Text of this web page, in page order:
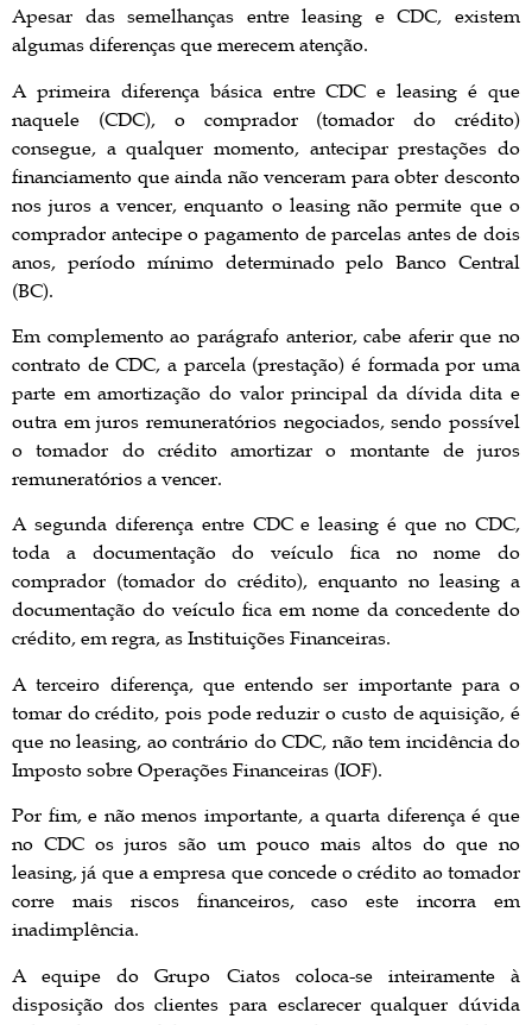
Apesar das semelhanças entre leasing e CDC, existem
algumas diferenças que merecem atenção.
A primeira diferença básica entre CDC e leasing é que
naquele (CDC), o comprador (tomador do crédito)
consegue, a qualquer momento, antecipar prestações do
financiamento que ainda não venceram para obter desconto
nos juros a vencer, enquanto o leasing não permite que o
comprador antecipe o pagamento de parcelas antes de dois
anos, período mínimo determinado pelo Banco Central
(BC).
Em complemento ao parágrafo anterior, cabe aferir que no
contrato de CDC, a parcela (prestação) é formada por uma
parte em amortização do valor principal da dívida dita e
outra em juros remuneratórios negociados, sendo possível
o tomador do crédito amortizar o montante de juros
remuneratórios a vencer.
A segunda diferença entre CDC e leasing é que no CDC,
toda a documentação do veículo fica no nome do
comprador (tomador do crédito), enquanto no leasing a
documentação do veículo fica em nome da concedente do
crédito, em regra, as Instituições Financeiras.
A terceiro diferença, que entendo ser importante para o
tomar do crédito, pois pode reduzir o custo de aquisição, é
que no leasing, ao contrário do CDC, não tem incidência do
Imposto sobre Operações Financeiras (IOF).
Por fim, e não menos importante, a quarta diferença é que
no CDC os juros são um pouco mais altos do que no
leasing, já que a empresa que concede o crédito ao tomador
corre mais riscos financeiros, caso este incorra em
inadimplência.
A equipe do Grupo Ciatos coloca-se inteiramente à
disposição dos clientes para esclarecer qualquer dúvida